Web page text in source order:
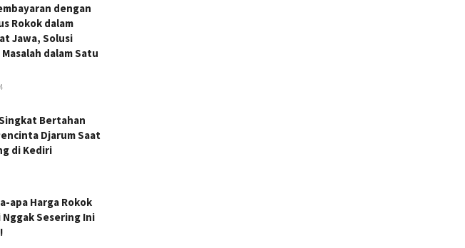
dengan
Rokok dalam
Jawa, Solusi
dalam Satu
Bertahan
Djarum Saat
di Kediri
apa Harga Rokok
Sesering Ini